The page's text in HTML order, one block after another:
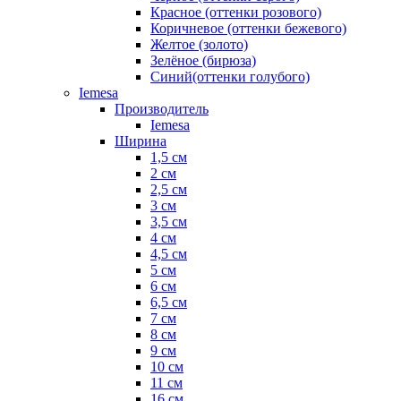
Красное (оттенки розового)
Коричневое (оттенки бежевого)
Желтое (золото)
Зелёное (бирюза)
Синий(оттенки голубого)
Iemesa
Производитель
Iemesa
Ширина
1,5 см
2 см
2,5 см
3 см
3,5 см
4 см
4,5 см
5 см
6 см
6,5 см
7 см
8 см
9 см
10 см
11 см